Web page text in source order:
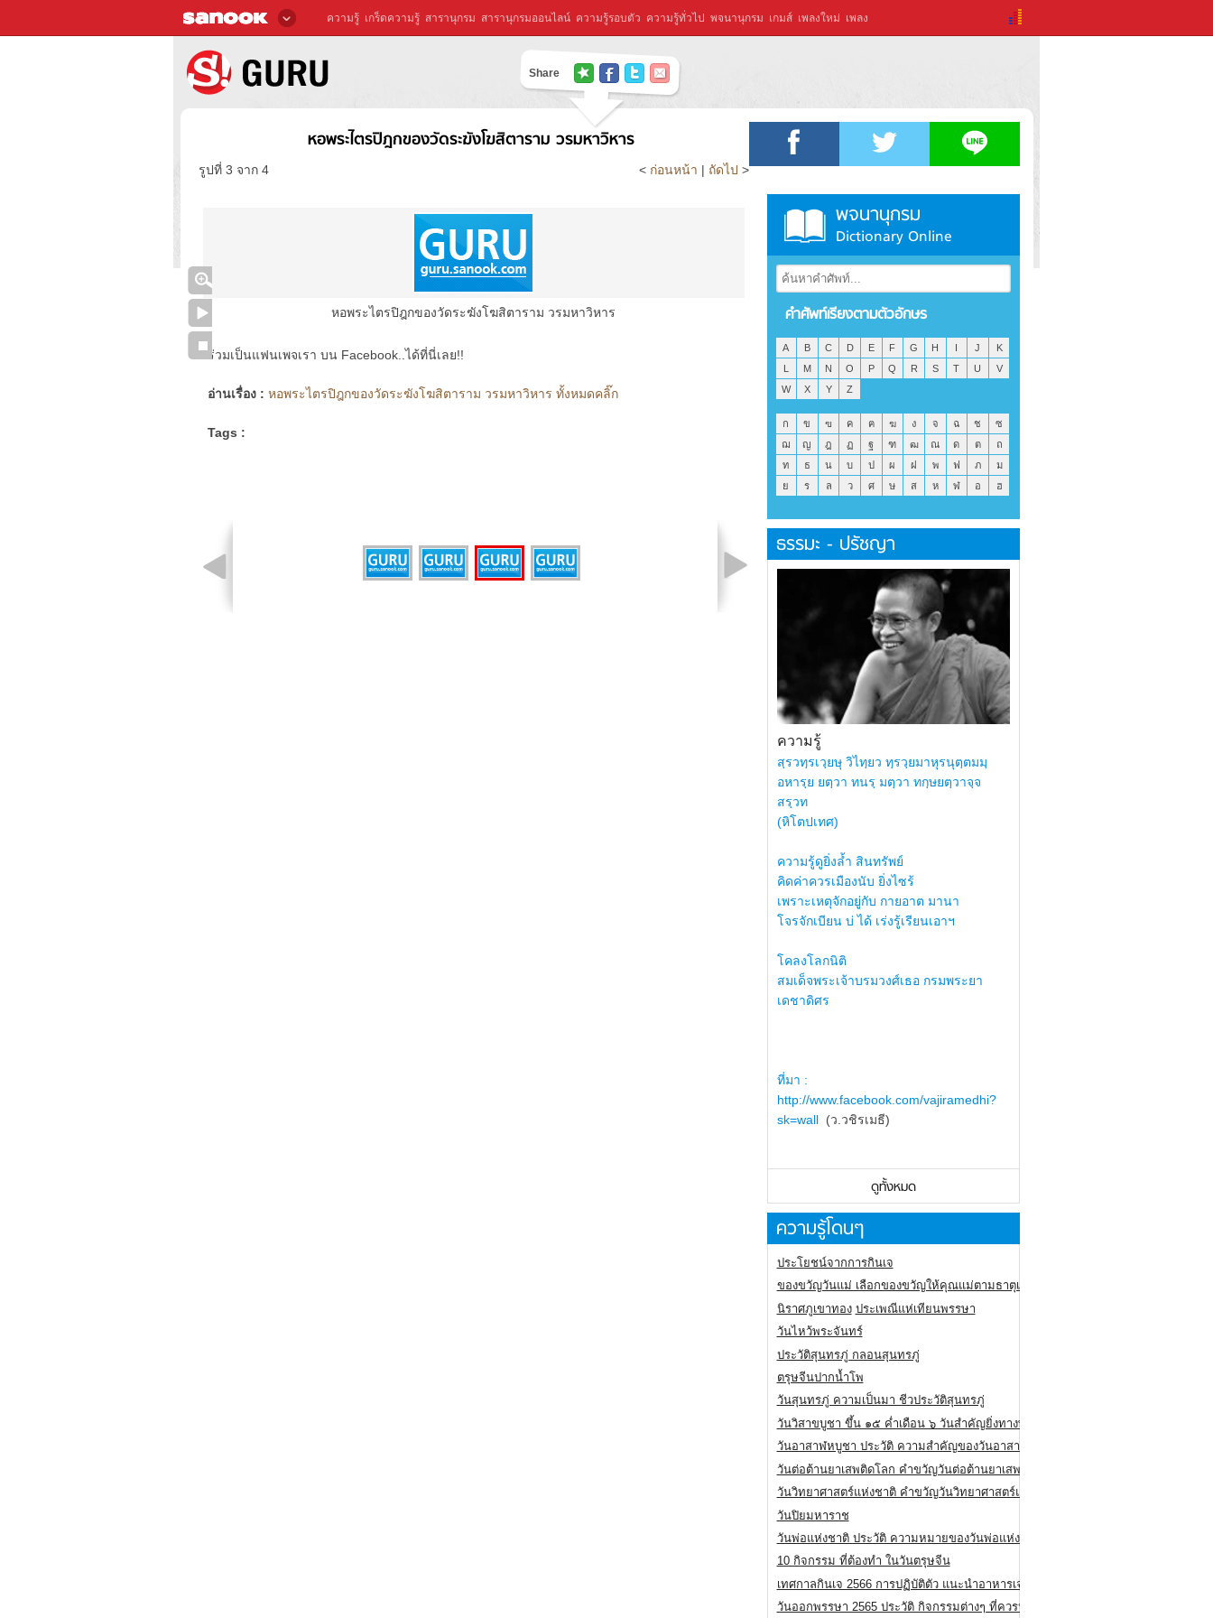
ความรู้ เกร็ดความรู้ สารานุกรม สารานุกรมออนไลน์ ความรู้รอบตัว ความรู้ทั่วไป พจนานุกรม เกมส์ เพลงใหม่ เพลง
Share
หอพระไตรปิฎกของวัดระฆังโฆสิตาราม วรมหาวิหาร
รูปที่ 3 จาก 4 < ก่อนหน้า | ถัดไป >
หอพระไตรปิฎกของวัดระฆังโฆสิตาราม วรมหาวิหาร
ร่วมเป็นแฟนเพจเรา บน Facebook..ได้ที่นี่เลย!!
อ่านเรื่อง : หอพระไตรปิฎกของวัดระฆังโฆสิตาราม วรมหาวิหาร ทั้งหมดคลิ๊ก
Tags :
พจนานุกรม
Dictionary Online
คำศัพท์เรียงตามตัวอักษร
A B C D E F G H I J
K
L
M N O P Q R S T U
V
W
X Y Z
ก ข ฃ ค ฅ ฆ ง จ ฉ ช
ซ
ฌ
ญ ฎ ฏ ฐ ฑ ฒ ณ ด ต
ถ
ท
ธ น บ ป ผ ฝ พ ฟ ภ
ม
ย
ร ล ว ศ ษ ส ห ฬ อ ฮ
ธรรมะ - ปรัชญา
ความรู้
สฺรวทฺรเวฺยษุ วิไทฺยว ทฺรวฺยมาหุรนุตฺตมมฺ
อหารฺย ยตฺวา ทนรฺ มตฺวา ทกฺษยตฺวาจฺจ
สรฺวท
(หิโตปเทศ)
ความรู้ดูยิ่งล้ำ สินทรัพย์
คิดค่าควรเมืองนับ ยิ่งไซร้
เพราะเหตุจักอยู่กับ กายอาต มานา
โจรจักเบียน บ่ ได้ เร่งรู้เรียนเอาฯ
โคลงโลกนิติ
สมเด็จพระเจ้าบรมวงศ์เธอ กรมพระยา
เดชาดิศร
ที่มา :
http://www.facebook.com/vajiramedhi?
sk=wall(ว.วชิรเมธี)
ดูทั้งหมด
ความรู้โดนๆ
ประโยชน์จากการกินเจ
ของขวัญวันแม่ เลือกของขวัญให้คุณแม่ตามธาตุเกิด
นิราศภูเขาทอง ประเพณีแห่เทียนพรรษา
วันไหว้พระจันทร์
ประวัติสุนทรภู่ กลอนสุนทรภู่
ตรุษจีนปากน้ำโพ
วันสุนทรภู่ ความเป็นมา ชีวประวัติสุนทรภู่
วันวิสาขบูชา ขึ้น ๑๕ ค่ำเดือน ๖ วันสำคัญยิ่งทางพระพุทธศาสนา
วันอาสาฬหบูชา ประวัติ ความสําคัญของวันอาสาฬหบูชา
วันต่อต้านยาเสพติดโลก คำขวัญวันต่อต้านยาเสพติดสากล
วันวิทยาศาสตร์แห่งชาติ คำขวัญวันวิทยาศาสตร์แห่งชาติ
วันปิยมหาราช
วันพ่อแห่งชาติ ประวัติ ความหมายของวันพ่อแห่งชาติ
10 กิจกรรม ที่ต้องทำ ในวันตรุษจีน
เทศกาลกินเจ 2566 การปฏิบัติตัว แนะนำอาหารเจ
วันออกพรรษา 2565 ประวัติ กิจกรรมต่างๆ ที่ควรปฏิบัติ